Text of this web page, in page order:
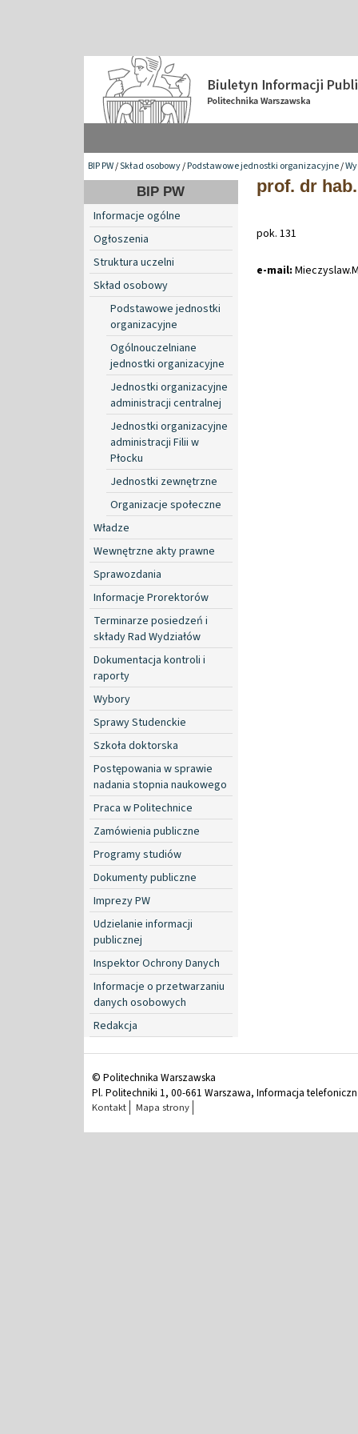
BIP PW/Skład osobowy/Podstawowe jednostki organizacyjne/
BIP PW
Informacje ogólne
Ogłoszenia
Struktura uczelni
Skład osobowy
Podstawowe jednostki
organizacyjne
Ogólnouczelniane
jednostki organizacyjne
Jednostki organizacyjne
administracji centralnej
Jednostki organizacyjne
administracji Filii w
Płocku
Jednostki zewnętrzne
Organizacje społeczne
Władze
Wewnętrzne akty prawne
Sprawozdania
Informacje Prorektorów
Terminarze posiedzeń i
składy Rad Wydziałów
Dokumentacja kontroli i
raporty
Wybory
Sprawy Studenckie
Szkoła doktorska
Postępowania w sprawie
nadania stopnia naukowego
Praca w Politechnice
Zamówienia publiczne
Programy studiów
Dokumenty publiczne
Imprezy PW
Udzielanie informacji
publicznej
Inspektor Ochrony Danych
Informacje o przetwarzaniu
danych osobowych
Redakcja
prof. dr
pok. 131
e-mail: Mieczyslaw.
© Politechnika Warszawska
Pl. Politechniki 1, 00-661 Warszawa, Informacja
Kontakt Mapa strony